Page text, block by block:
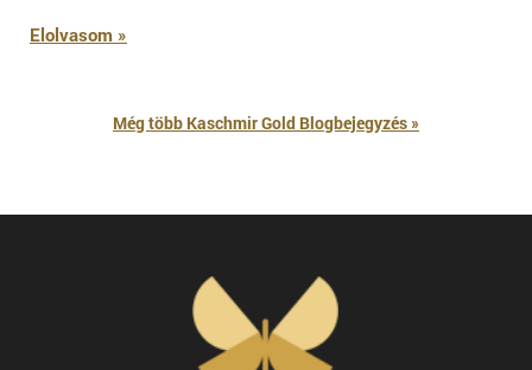
Elolvasom »
Még több Kaschmir Gold Blogbejegyzés »